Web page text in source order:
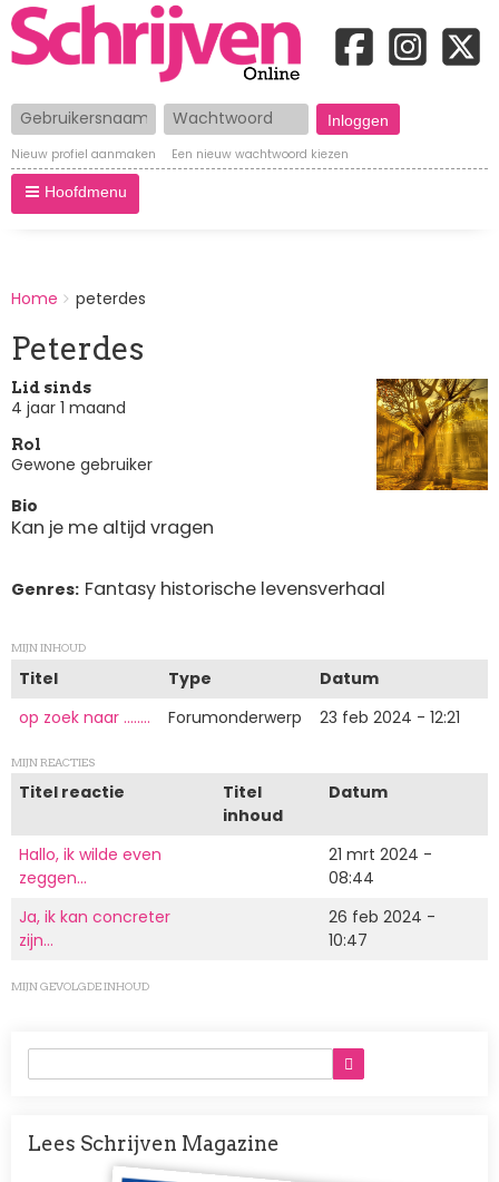
Gebruikersnaam Wachtwoord
Nieuw profiel aanmaken Een nieuw wachtwoord kiezen
Hoofdmenu
BREADCRUMBS
You
here:
Home peterdes
Peterdes
Lid sinds
4 jaar 1 maand
Rol
Gewone gebruiker
Bio
Kan je me altijd vragen
Genres Fantasy historische levensverhaal
MIJN INHOUD
Titel Type
Datum
op zoek naar ........
Forumonderwerp 23 feb 2024 - 12:21
MIJN REACTIES
Titel reactie
Titel
inhoud
Datum
Hallo, ik wilde even
zeggen…
21 mrt 2024 -
08:44
Ja, ik kan concreter
zijn…
26 feb 2024 -
10:47
MIJN GEVOLGDE INHOUD
Lees Schrijven Magazine
Afbeelding